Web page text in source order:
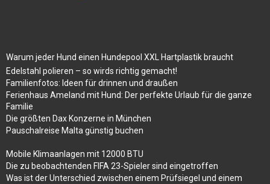
Warum jeder Hund einen Hundepool XXL Hartplastik braucht
Edelstahl polieren – so wirds richtig gemacht!
Familienfotos: Ideen für drinnen und draußen
Ferienhaus Ameland mit Hund: Der perfekte Urlaub für die ganze
Familie
Die größten Dax Konzerne in München
Pauschalreise Malta günstig buchen
Mobile Klimaanlagen mit 12000 BTU
Die zu beobachtenden FIFA 23-Spieler sind eingetroffen
Was ist der Unterschied zwischen einem Prüfsiegel und einem